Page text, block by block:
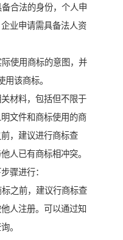
合法的身份，个人申
业申请需具备法人资
使用商标的意图，并
该商标。
材料，包括但不限于
文件和商标使用的商
，建议进行商标查
人已有商标相冲突。
骤进行：
之前，建议行商标查
人注册。可以通过知
。